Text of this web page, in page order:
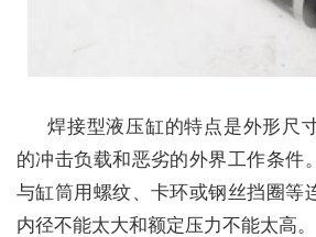
焊接型液压缸的特点是外形尺
的冲击负载和恶劣的外界工作条件
与缸筒用螺纹、卡环或钢丝挡圈等
内径不能太大和额定压力不能太高。